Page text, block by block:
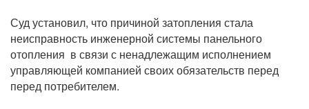
Суд установил, что причиной затопления стала
неисправность инженерной системы панельного
отопления в связи с ненадлежащим исполнением
управляющей компанией своих обязательств перед
перед потребителем.